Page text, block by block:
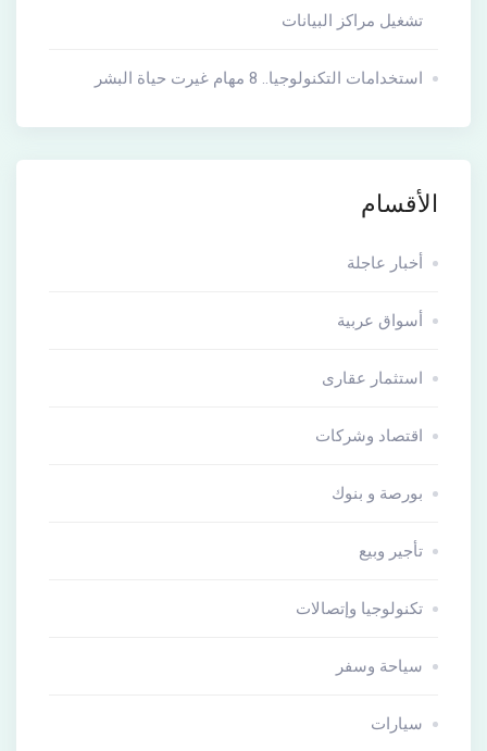
تشغيل مراكز البيانات
استخدامات التكنولوجيا.. 8 مهام غيرت حياة البشر
الأقسام
أخبار عاجلة
أسواق عربية
استثمار عقارى
اقتصاد وشركات
بورصة و بنوك
تأجير وبيع
تكنولوجيا وإتصالات
سياحة وسفر
سيارات